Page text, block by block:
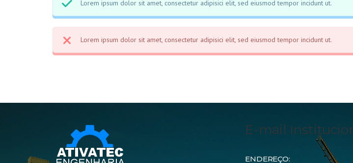
Lorem ipsum dolor sit amet, consectetur adipisici elit, sed eiusmod tempor incidunt ut.
Lorem ipsum dolor sit amet, consectetur adipisici elit, sed eiusmod tempor incidunt ut.
E-mail
ENDEREÇO: